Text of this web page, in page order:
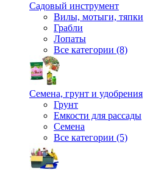
Садовый инструмент
Вилы, мотыги, тяпки
Грабли
Лопаты
Все категории (8)
Семена, грунт и удобрения
Грунт
Емкости для рассады
Семена
Все категории (5)